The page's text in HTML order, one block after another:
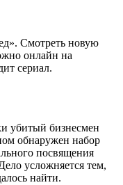
Смотреть новую
онлайн на
сериал.
убитый бизнесмен
обнаружен набор
посвящения
усложняется тем,
найти.